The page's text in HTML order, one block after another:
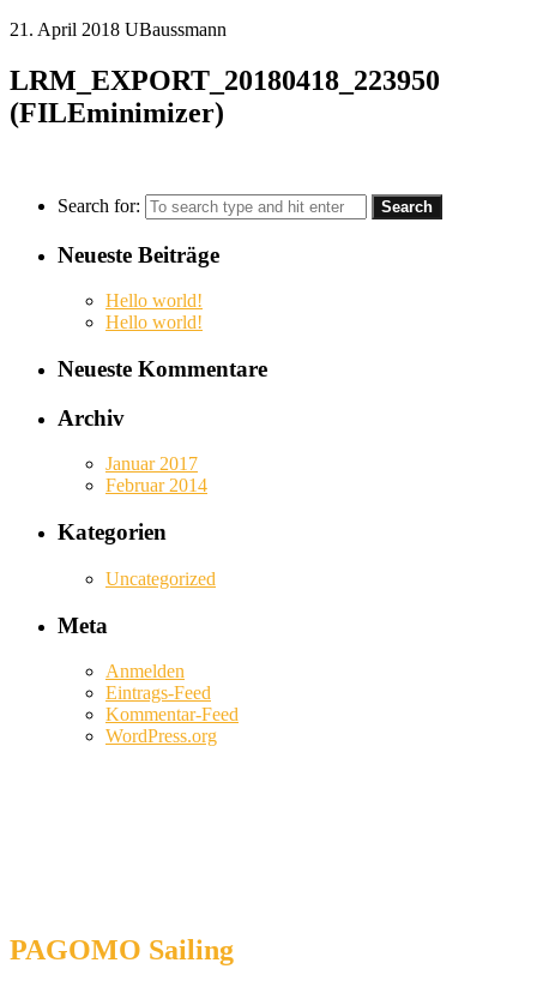
21. April 2018 UBaussmann
LRM_EXPORT_20180418_223950
(FILEminimizer)
Search for:
Neueste Beiträge
Hello world!
Hello world!
Neueste Kommentare
Archiv
Januar 2017
Februar 2014
Kategorien
Uncategorized
Meta
Anmelden
Eintrags-Feed
Kommentar-Feed
WordPress.org
PAGOMO Sailing